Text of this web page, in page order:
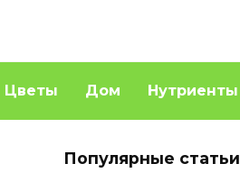
Цветы Дом Нутриенты
Популярные статьи